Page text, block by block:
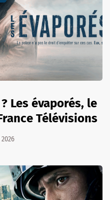
Les évaporés, le
Télévisions